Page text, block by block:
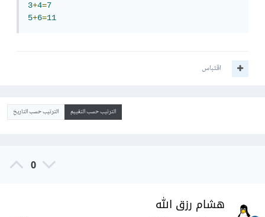
3+4=7
5+6=11
اقتباس
الترتيب حسب التقييم الترتيب حسب التاريخ
0
هشام رزق الله